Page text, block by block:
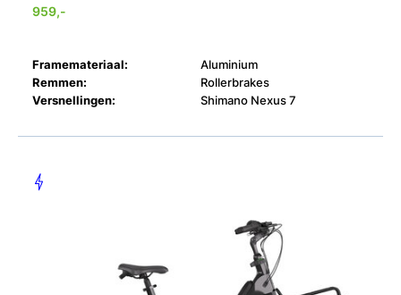
959,-
Framemateriaal:
Aluminium
Remmen:
Rollerbrakes
Versnellingen:
Shimano Nexus 7